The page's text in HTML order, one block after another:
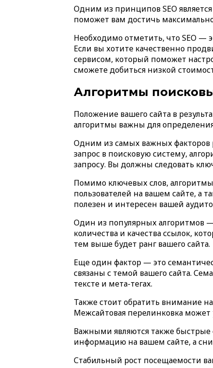
Одним из принципов SEO
поможет вам достичь
Необходимо отметить, что SEO —
Если вы хотите качественно
сервисом, который поможет
сможете добиться низкой
Алгоритмы
Положение вашего сайта в
алгоритмы важны для
Одним из самых важных факторов
запрос в поисковую систему,
запросу. Вы должны следовать
Помимо ключевых слов,
пользователей на вашем сайте, а
полезен и интересен вашей
Один из популярных алгоритмов —
количества и качества ссылок,
тем выше будет ранг вашего сайта.
Еще один фактор — это
связаны с темой вашего сайта.
тексте и мета-тегах.
Также стоит обратить внимание
Межсайтовая перелинковка может
Важными являются также
информацию на вашем сайте, а
Стабильный рост посещаемости